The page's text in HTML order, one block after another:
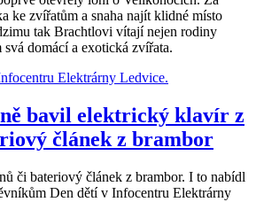
ke zvířatům a snaha najít klidné místo
tak Brachtlovi vítají nejen rodiny
domácí a exotická zvířata.
bavil elektrický klavír z
článek z brambor
či bateriový článek z brambor. I to nabídl
Den dětí v Infocentru Elektrárny